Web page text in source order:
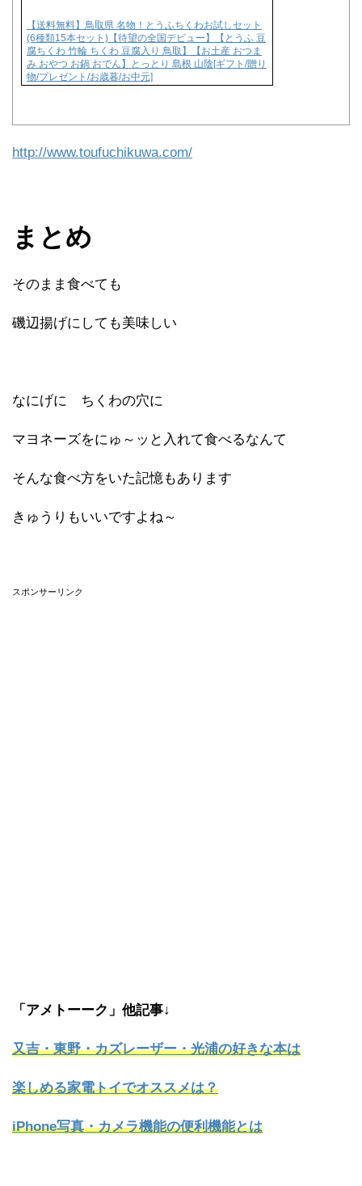
【送料無料】鳥取県 名物！とうふちくわお試しセット
(6種類15本セット)【待望の全国デビュー】【とうふ 豆
腐ちくわ 竹輪 ちくわ 豆腐入り 鳥取】【お土産 おつま
み おやつ お鍋 おでん】とっとり 島根 山陰[ギフト/贈り
物/プレゼント/お歳暮/お中元]
http://www.toufuchikuwa.com/
まとめ
そのまま食べても
磯辺揚げにしても美味しい
なにげに ちくわの穴に
マヨネーズをにゅ～ッと入れて食べるなんて
そんな食べ方をいた記憶もあります
きゅうりもいいですよね～
スポンサーリンク
「アメトーーク」他記事↓
又吉・東野・カズレーザー・光浦の好きな本は
楽しめる家電トイでオススメは？
iPhone写真・カメラ機能の便利機能とは